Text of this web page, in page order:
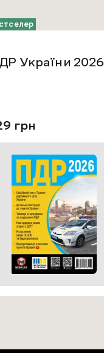
України 2026
грн